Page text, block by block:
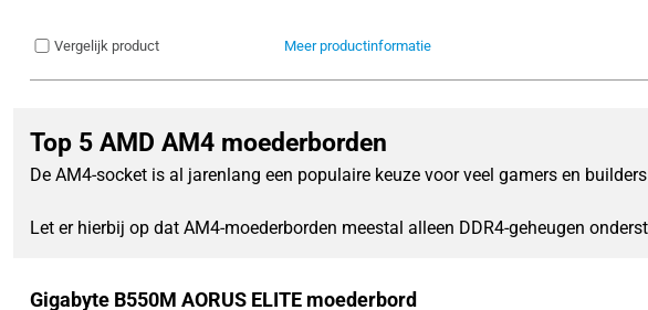
Vergelijk product Meer productinformatie
Top 5 AMD AM4 moederborden
De AM4-socket is al jarenlang een populaire keuze voor veel gamers en
Let er hierbij op dat AM4-moederborden meestal alleen DDR4-geheugen
Gigabyte B550M AORUS ELITE moederbord